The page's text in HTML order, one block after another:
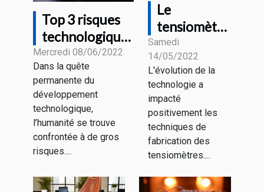
Top 3 risques
technologiques
majeurs
Mercredi 08/06/2022
Dans la quête
permanente du
développement
technologique,
l’humanité se trouve
confrontée à de gros
risques....
Le
tensiomètre
connecté :
De quoi
s’agit-il ?
Samedi
14/05/2022
L'évolution de la
technologie a
impacté
positivement les
techniques de
fabrication des
tensiomètres....